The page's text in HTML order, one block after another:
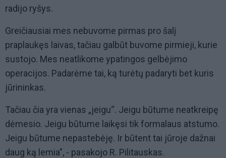
radijo ryšys.
Greičiausiai mes nebuvome pirmas pro šalį
praplaukęs laivas, tačiau galbūt buvome pirmieji, kurie
sustojo. Mes neatlikome ypatingos gelbėjimo
operacijos. Padarėme tai, ką turėtų padaryti bet kuris
jūrininkas.
Tačiau čia yra vienas „jeigu“. Jeigu būtume neatkreipę
dėmesio. Jeigu būtume laikęsi tik formalaus atstumo.
Jeigu būtume nepastebėję. Ir būtent tai jūroje dažnai
daug ką lemia", - pasakojo R. Pilitauskas.